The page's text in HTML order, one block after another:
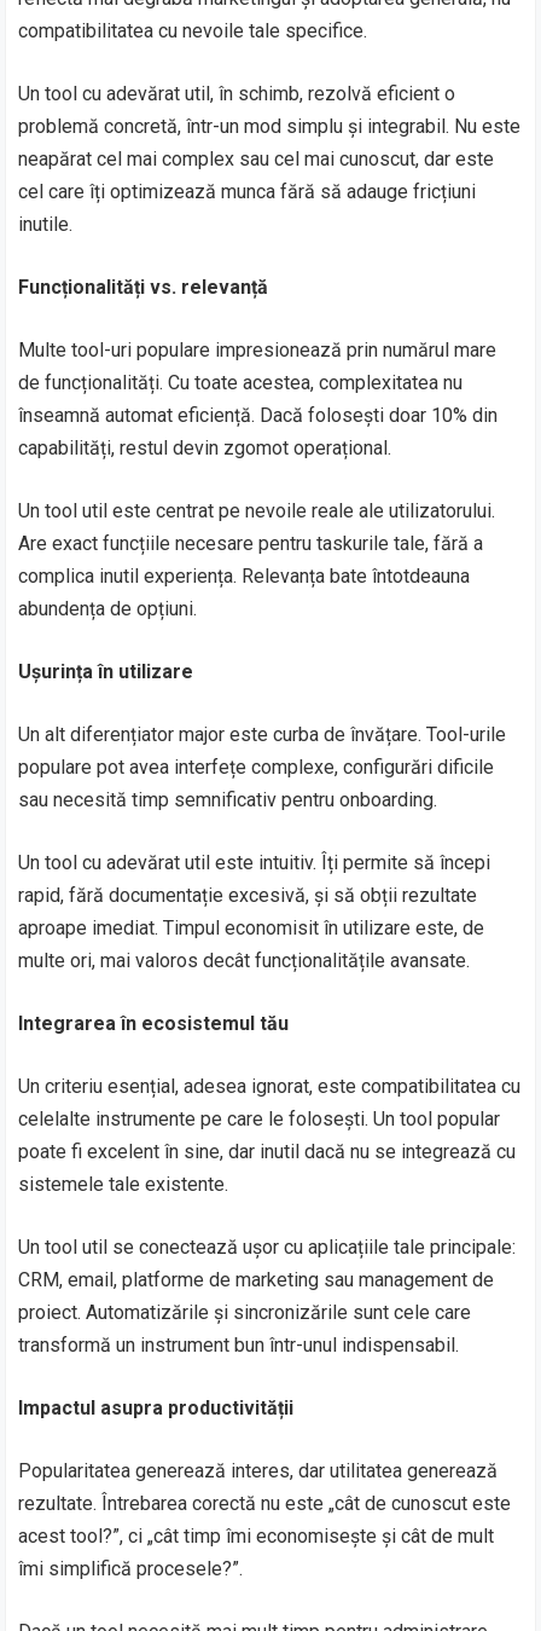
compatibilitatea cu nevoile tale specifice.
Un tool cu adevărat util, în schimb, rezolvă eficient o
problemă concretă, într-un mod simplu și integrabil. Nu este
neapărat cel mai complex sau cel mai cunoscut, dar este
cel care îți optimizează munca fără să adauge fricțiuni
inutile.
Funcționalități vs. relevanță
Multe tool-uri populare impresionează prin numărul mare
de funcționalități. Cu toate acestea, complexitatea nu
înseamnă automat eficiență. Dacă folosești doar 10% din
capabilități, restul devin zgomot operațional.
Un tool util este centrat pe nevoile reale ale utilizatorului.
Are exact funcțiile necesare pentru taskurile tale, fără a
complica inutil experiența. Relevanța bate întotdeauna
abundența de opțiuni.
Ușurința în utilizare
Un alt diferențiator major este curba de învățare. Tool-urile
populare pot avea interfețe complexe, configurări dificile
sau necesită timp semnificativ pentru onboarding.
Un tool cu adevărat util este intuitiv. Îți permite să începi
rapid, fără documentație excesivă, și să obții rezultate
aproape imediat. Timpul economisit în utilizare este, de
multe ori, mai valoros decât funcționalitățile avansate.
Integrarea în ecosistemul tău
Un criteriu esențial, adesea ignorat, este compatibilitatea cu
celelalte instrumente pe care le folosești. Un tool popular
poate fi excelent în sine, dar inutil dacă nu se integrează cu
sistemele tale existente.
Un tool util se conectează ușor cu aplicațiile tale principale:
CRM, email, platforme de marketing sau management de
proiect. Automatizările și sincronizările sunt cele care
transformă un instrument bun într-unul indispensabil.
Impactul asupra productivității
Popularitatea generează interes, dar utilitatea generează
rezultate. Întrebarea corectă nu este „cât de cunoscut este
acest tool?”, ci „cât timp îmi economisește și cât de mult
îmi simplifică procesele?”.